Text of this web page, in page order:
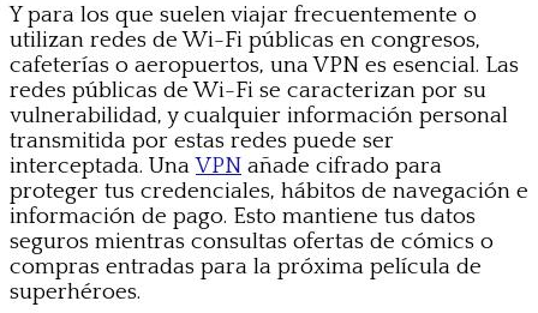
Y para los que suelen viajar frecuentemente o
utilizan redes de Wi-Fi públicas en congresos,
cafeterías o aeropuertos, una VPN es esencial. Las
redes públicas de Wi-Fi se caracterizan por su
vulnerabilidad, y cualquier información personal
transmitida por estas redes puede ser
interceptada. UnaVPN añade cifrado para
proteger tus credenciales, hábitos de navegación e
información de pago. Esto mantiene tus datos
seguros mientras consultas ofertas de cómics o
compras entradas para la próxima película de
superhéroes.